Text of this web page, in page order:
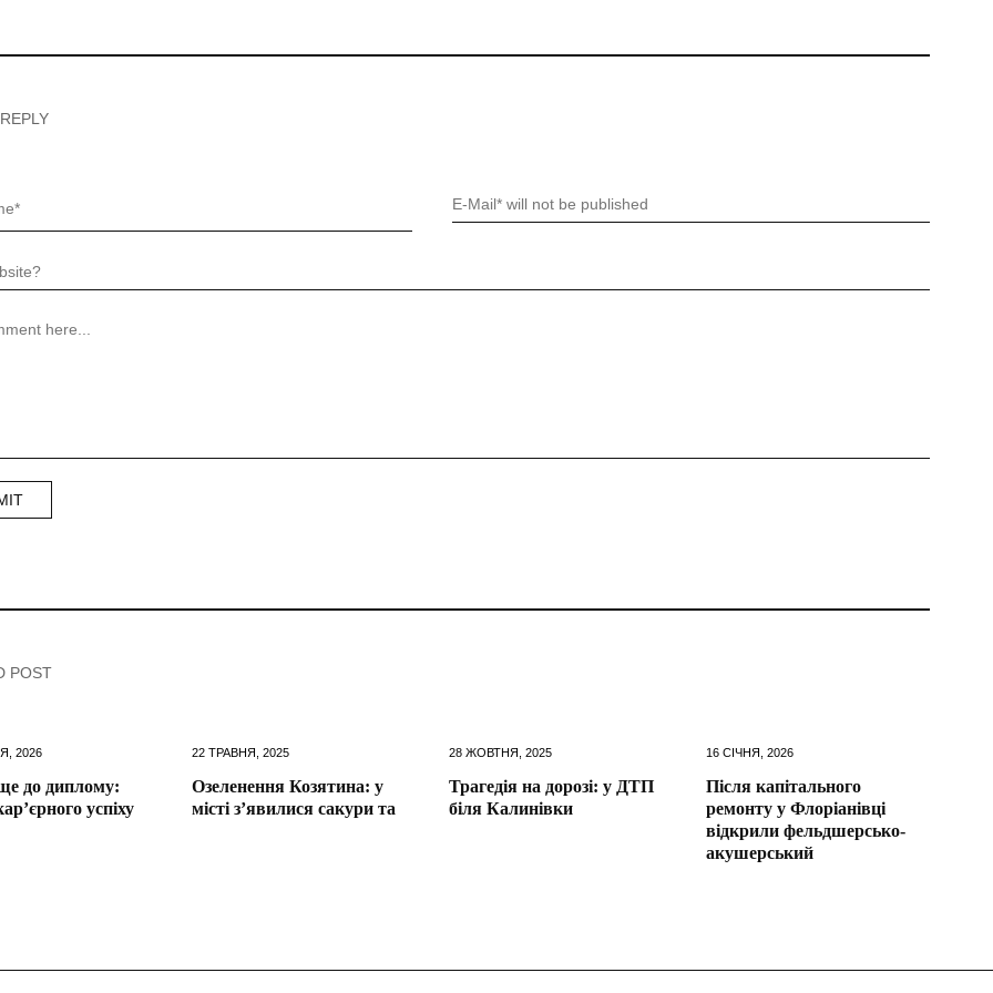
POST
2026
до диплому:
успіху
22 ТРАВНЯ, 2025
Озеленення Козятина: у
місті з’явилися сакури та
28 ЖОВТНЯ, 2025
Трагедія на дорозі: у ДТП
біля Калинівки
16 СІЧНЯ, 2026
Після капітального
ремонту у Флоріанівці
відкрили фельдшерсько-
акушерський